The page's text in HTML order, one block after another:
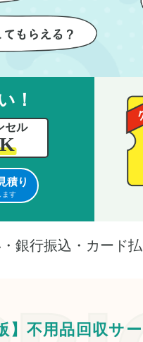
が終わった後
お願いしなく
清掃していた
でした。
方やリサイク
いても教えて
片付けにも役
した。また何
願いしたいと
のこもったサ
！
セル
積り
ます
銀行振込・カード
】不用品回収サ